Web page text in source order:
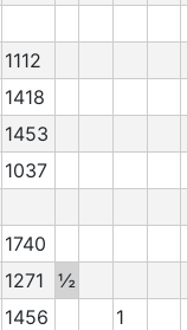
1112
1418
1453
1037
1740
1271
½
1456
1